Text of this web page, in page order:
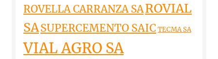
ROVELLA CARRANZA SAROVIAL
SASUPERCEMENTO SAIC TECMA SA
VIAL AGRO SA